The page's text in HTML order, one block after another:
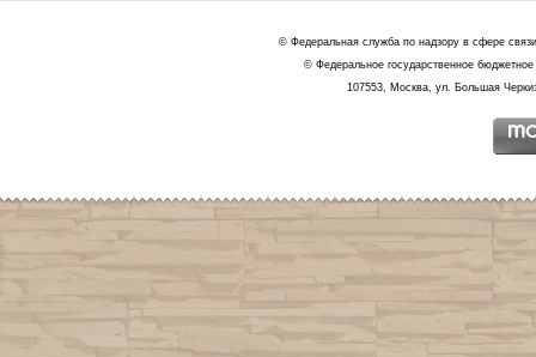
© Федеральная служба по надзору в сфере
© Федеральное государственное
107553, Москва, ул. Большая